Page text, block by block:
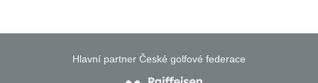
Hlavní partner České golfové federace